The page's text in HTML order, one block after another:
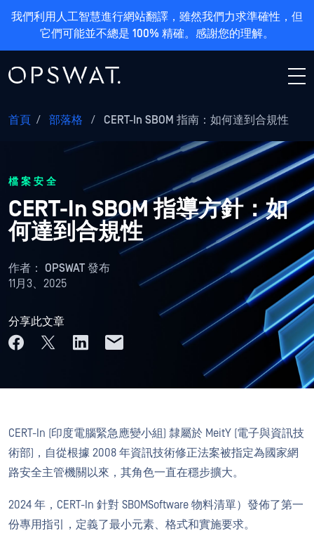
我們利用人工智慧進行網站翻譯，雖然我們力求準確性，但
它們可能並不總是 100% 精確。感謝您的理解。
首頁 / 部落格 / CERT-In SBOM 指南：如何達到合規性
檔案安全
CERT-In SBOM 指導方針：如
何達到合規性
作者： OPSWAT 發布
11月3、2025
分享此文章
CERT-In (印度電腦緊急應變小組) 隸屬於 MeitY (電子與資訊技
術部)，自從根據 2008 年資訊技術修正法案被指定為國家網
路安全主管機關以來，其角色一直在穩步擴大。
2024 年，CERT-In 針對 SBOMSoftware 物料清單）發佈了第一
份專用指引，定義了最小元素、格式和實施要求。